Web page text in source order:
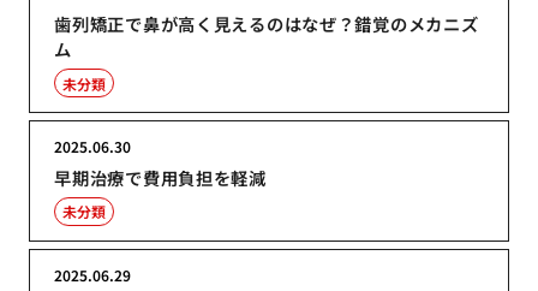
歯列矯正で鼻が高く見えるのはなぜ？錯覚のメカニズ
ム
未分類
早期治療で費用負担を軽減
2025.06.30
未分類
2025.06.29